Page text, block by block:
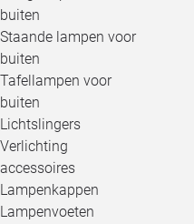
buiten
Staande lampen voor
buiten
Tafellampen voor
buiten
Lichtslingers
Verlichting
accessoires
Lampenkappen
Lampenvoeten